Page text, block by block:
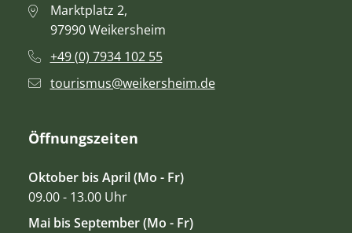
Marktplatz 2,
97990 Weikersheim
+49 (0) 7934 102 55
tourismus@weikersheim.de
Öffnungszeiten
Oktober bis April (Mo - Fr)
09.00 - 13.00 Uhr
Mai bis September (Mo - Fr)